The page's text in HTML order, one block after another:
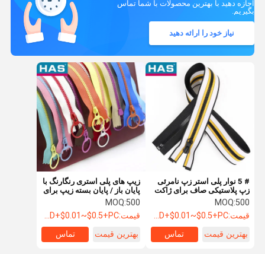
اجازه دهید با بهترین محصولات با شما تماس
بگیریم.
نیاز خود را ارائه دهید
# 5 نوار پلی استر زپ نامرئی
زپ پلاستیکی صاف برای ژاکت
MOQ:500
قیمت:USD+$0.01~$0.5+PC
بهترین قیمت
تماس
زیپ های پلی استری رنگارنگ با
پایان باز / پایان بسته زیپ برای
کیسه ها
MOQ:500
قیمت:USD+$0.01~$0.5+PC
بهترین قیمت
تماس